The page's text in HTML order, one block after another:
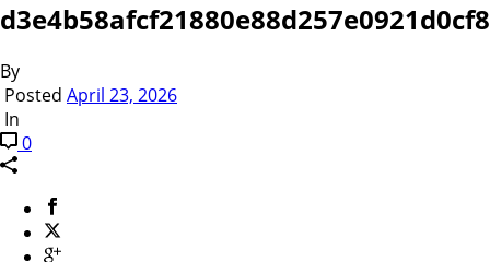
By
Posted April 23, 2026
In
0